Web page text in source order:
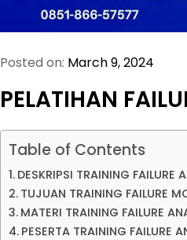
Posted on: March 9, 2024
PELATIHAN
Table of Contents
DESKRIPSI TRAINING FAILURE
TUJUAN TRAINING FAILURE
MATERI TRAINING FAILURE
PESERTA TRAINING FAILURE